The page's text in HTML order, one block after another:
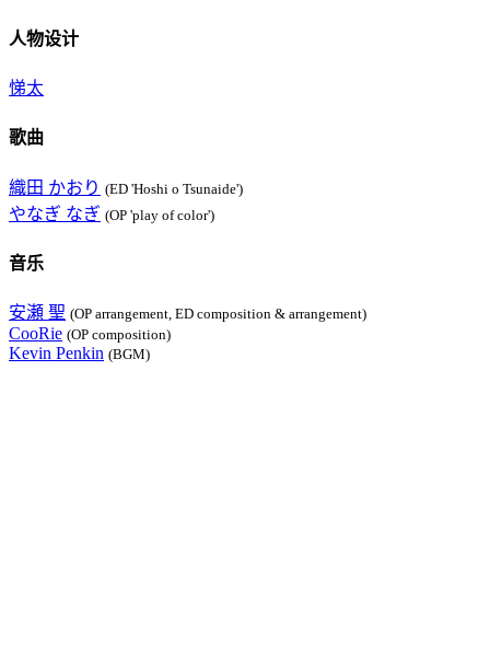
人物设计
悌太
歌曲
織田 かおり (ED 'Hoshi o Tsunaide')
やなぎ なぎ (OP 'play of color')
音乐
安瀬 聖 (OP arrangement, ED composition & arrangement)
CooRie (OP composition)
Kevin Penkin (BGM)